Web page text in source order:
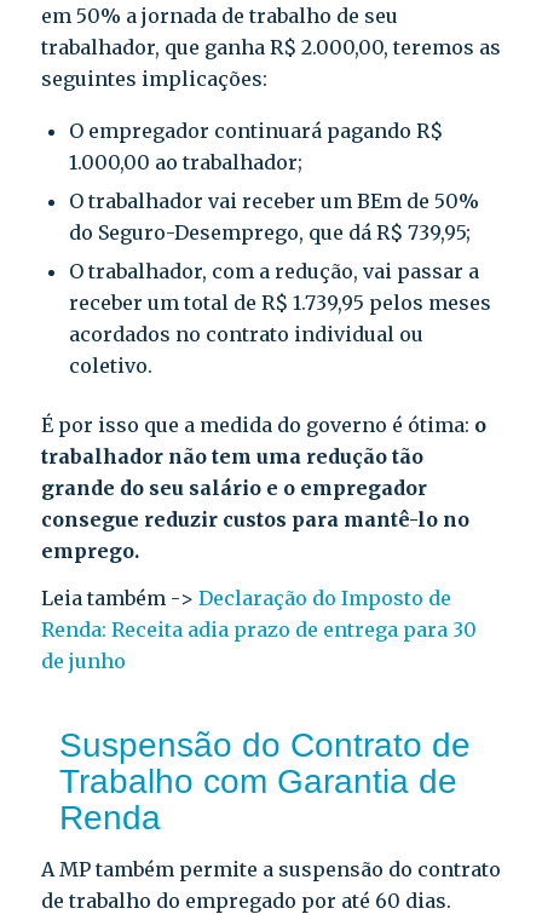
em 50% a jornada de trabalho de seu
trabalhador, que ganha R$ 2.000,00, teremos as
seguintes implicações:
O empregador continuará pagando R$
1.000,00 ao trabalhador;
O trabalhador vai receber um BEm de 50%
do Seguro-Desemprego, que dá R$ 739,95;
O trabalhador, com a redução, vai passar a
receber um total de R$ 1.739,95 pelos meses
acordados no contrato individual ou
coletivo.
É por isso que a medida do governo é ótima: o
trabalhador não tem uma redução tão
grande do seu salário e o empregador
consegue reduzir custos para mantê-lo no
emprego.
Leia também -> Declaração do Imposto de
Renda: Receita adia prazo de entrega para 30
de junho
Suspensão do Contrato de
Trabalho com Garantia de
Renda
A MP também permite a suspensão do contrato
de trabalho do empregado por até 60 dias.